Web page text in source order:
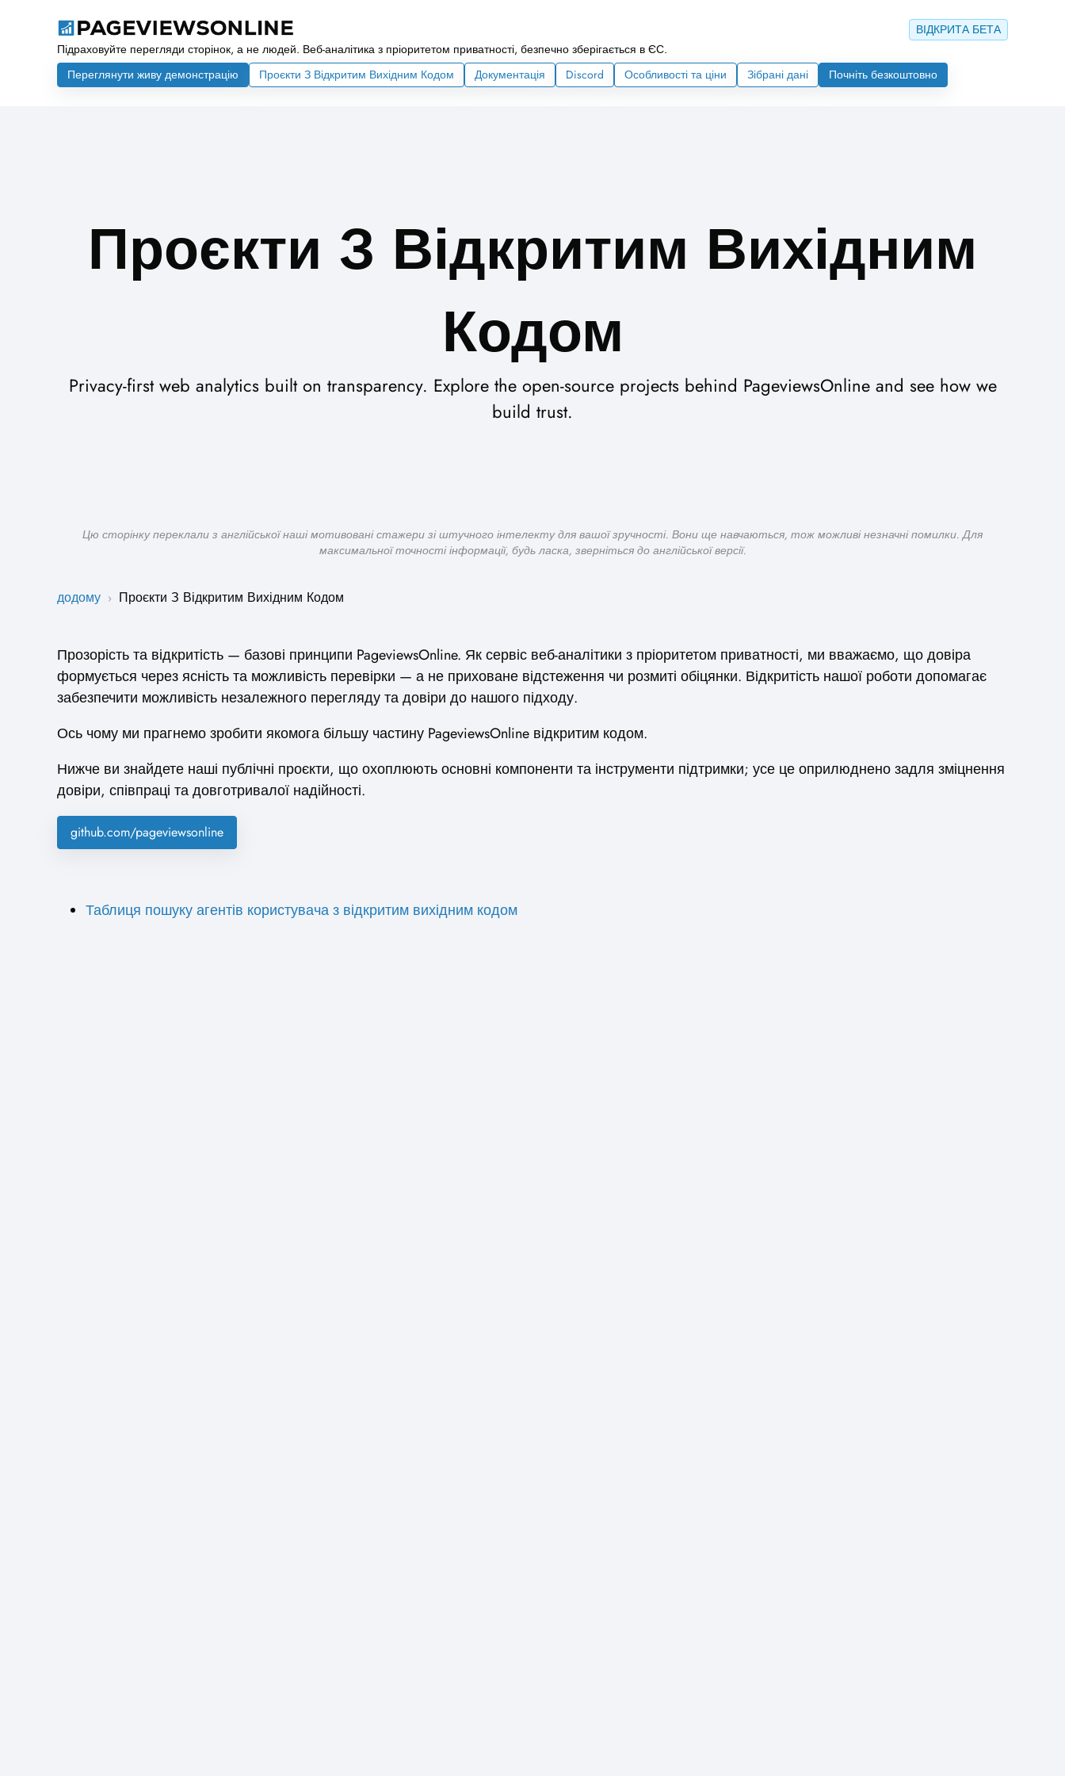
ВІДКРИТА БЕТА
Підраховуйте перегляди сторінок, а не людей. Веб-аналітика з пріоритетом приватності, безпечно зберігається в ЄС.
Переглянути живу демонстрацію
Проєкти З Відкритим Вихідним Кодом Документація Discord Особливості та ціни Зібрані дані Почніть безкоштовно
Проєкти З Відкритим Вихідним
Кодом
Privacy-first web analytics built on transparency. Explore the open-source projects behind PageviewsOnline and see how we
build trust.
Цю сторінку переклали з англійської наші мотивовані стажери зі штучного інтелекту для вашої зручності. Вони ще навчаються, тож можливі незначні помилки. Для
максимальної точності інформації, будь ласка, зверніться до англійської версії.
додому › Проєкти З Відкритим Вихідним Кодом
Прозорість та відкритість — базові принципи PageviewsOnline. Як сервіс веб-аналітики з пріоритетом приватності, ми вважаємо, що довіра
формується через ясність та можливість перевірки — а не приховане відстеження чи розмиті обіцянки. Відкритість нашої роботи допомагає
забезпечити можливість незалежного перегляду та довіри до нашого підходу.
Ось чому ми прагнемо зробити якомога більшу частину PageviewsOnline відкритим кодом.
Нижче ви знайдете наші публічні проєкти, що охоплюють основні компоненти та інструменти підтримки; усе це оприлюднено задля зміцнення
довіри, співпраці та довготривалої надійності.
github.com/pageviewsonline
Таблиця пошуку агентів користувача з відкритим вихідним кодом